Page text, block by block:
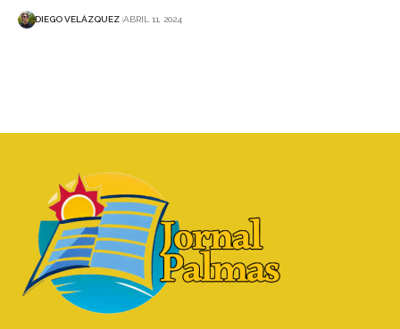
DIEGO VELÁZQUEZ ABRIL 11, 2024